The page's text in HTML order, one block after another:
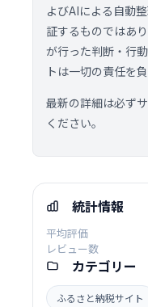
よびAIによる自動
証するものではあ
が行った判断・行
トは一切の責任を
最新の詳細は必ず
ください。
統計情報
平均評価
レビュー数
カテゴリー
ふるさと納税サイト